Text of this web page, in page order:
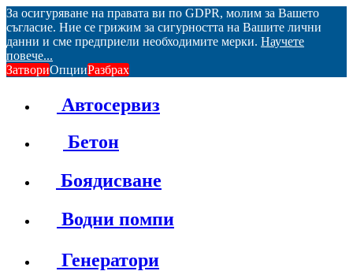
За осигуряване на правата ви по GDPR, молим за Вашето
съгласие. Ние се грижим за сигурността на Вашите лични
данни и сме предприели необходимите мерки. Научете
повече...
ЗатвориОпцииРазбрах
Автосервиз
Бетон
Боядисване
Водни помпи
Генератори